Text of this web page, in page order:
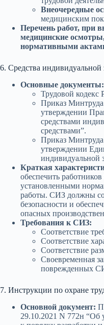
Внеочередные
медицинским
Перечень работ, при
медицинские
нормативными
6. Средства
Основные документы:
Трудовой кодекс
Приказ
утверждении
средствами
средствами”.
Приказ
утверждении
индивидуальной
Краткая
обеспечить
установленными
работы. СИЗ должны
безопасности и
опасных
Требования к СИЗ:
Соответствие
Соответствие
Соответствие
Своевременная
поврежденных
7. Инструкции по охране
Основной документ:
29.10.2021 N 772н “Об